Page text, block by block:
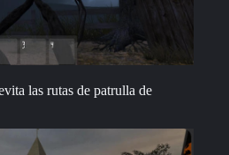
las rutas de patrulla de